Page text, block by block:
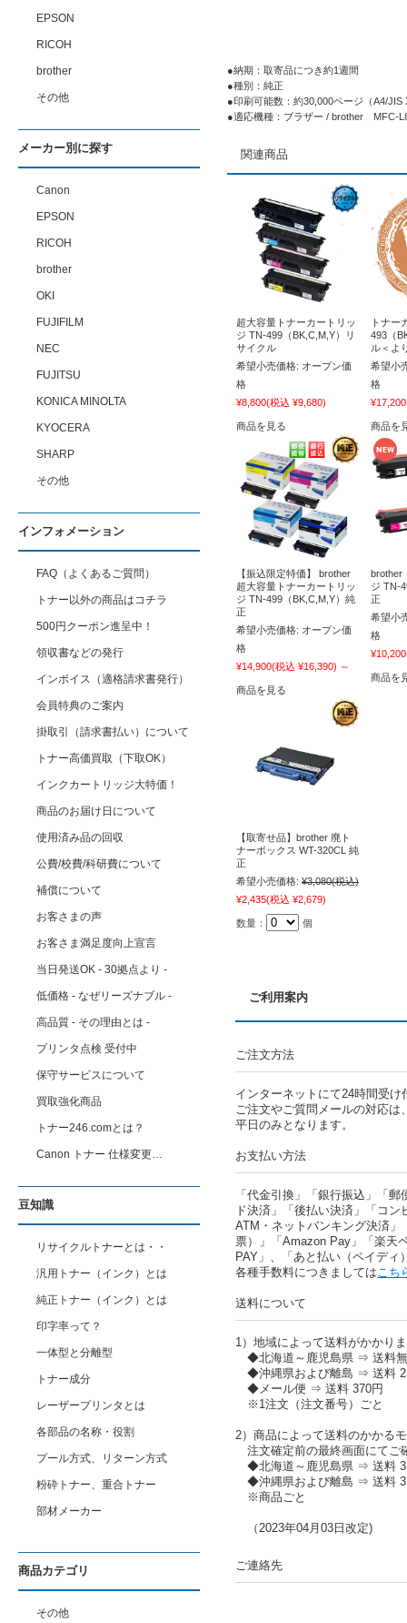
●納期：取寄品につき約1週間
●種別：純正
●印刷可能数：約30,000ページ（A4/JIS
●適応機種：ブラザー / brother MFC-
関連商品
超大容量トナーカートリッ
ジ TN-499（BK,C,M,Y）リ
サイクル
希望小売価格: オープン価
格
¥8,800(税込 ¥9,680)
商品を見る
トナー
493（
ル＜よ
希望小
格
¥17,200
商品を
【振込限定特価】 brother
超大容量トナーカートリッ
ジ TN-499（BK,C,M,Y）純
正
希望小売価格: オープン価
格
¥14,900(税込 ¥16,390) ～
商品を見る
brother
ジ TN-
正
希望小
格
¥10,200
商品を
【取寄せ品】brother 廃ト
ナーボックス WT-320CL 純
正
希望小売価格: ¥3,080(税込)
¥2,435(税込 ¥2,679)
数量： 個
ご利用案内
ご注文方法
インターネットにて24時間受け
ご注文やご質問メールの対応は
平日のみとなります。
お支払い方法
「代金引換」「銀行振込」「
ド決済」「後払い決済」「コ
ATM・ネットバンキング決済」
票）」「Amazon Pay」「楽天
PAY」、「あと払い（ペイディ
各種手数料につきましてはこち
送料について
1）地域によって送料がかかり
◆北海道～鹿児島県 ⇒ 送料
◆沖縄県および離島 ⇒ 送料
◆メール便 ⇒ 送料 370円
※1注文（注文番号）ごと
2）商品によって送料のかかる
注文確定前の最終画面にてご
◆北海道～鹿児島県 ⇒ 送料
◆沖縄県および離島 ⇒ 送料
※商品ごと
（2023年04月03日改定)
ご連絡先
EPSON
RICOH
brother
その他
メーカー別に探す
Canon
EPSON
RICOH
brother
OKI
FUJIFILM
NEC
FUJITSU
KONICA MINOLTA
KYOCERA
SHARP
その他
インフォメーション
FAQ（よくあるご質問）
トナー以外の商品はコチラ
500円クーポン進呈中！
領収書などの発行
インボイス（適格請求書発行）
会員特典のご案内
掛取引（請求書払い）について
トナー高価買取（下取OK）
インクカートリッジ大特価！
商品のお届け日について
使用済み品の回収
公費/校費/科研費について
補償について
お客さまの声
お客さま満足度向上宣言
当日発送OK - 30拠点より -
低価格 - なぜリーズナブル -
高品質 - その理由とは -
プリンタ点検 受付中
保守サービスについて
買取強化商品
トナー246.comとは？
Canon トナー 仕様変更…
豆知識
リサイクルトナーとは・・
汎用トナー（インク）とは
純正トナー（インク）とは
印字率って？
一体型と分離型
トナー成分
レーザープリンタとは
各部品の名称・役割
プール方式、リターン方式
粉砕トナー、重合トナー
部材メーカー
商品カテゴリ
その他